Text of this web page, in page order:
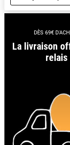
DÈS 69€
La livraison
relais